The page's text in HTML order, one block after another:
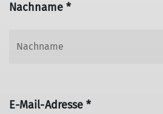
Nachname *
E-Mail-Adresse *